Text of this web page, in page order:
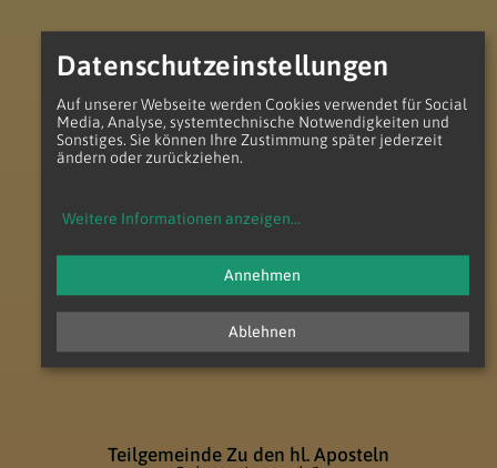
zum Anfang der Seite
Teilgemeinde Zu den hl. Aposteln
Datenschutzeinstellungen
Auf unserer Webseite werden Cookies verwendet für Social
Media, Analyse, systemtechnische Notwendigkeiten und
Sonstiges. Sie können Ihre Zustimmung später jederzeit
ändern oder zurückziehen.
Weitere Informationen anzeigen...
Ablehnen
Annehmen